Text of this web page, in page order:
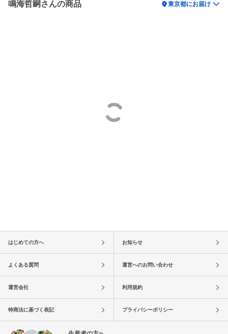
鳴海哲嗣さんの商品 location_on東京都にお届け
はじめての方へ お知らせ
よくある質問 運営へのお問い合わせ
運営会社 利用規約
特商法に基づく表記 プライバシーポリシー